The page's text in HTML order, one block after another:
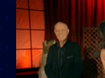
të fituar çmimin